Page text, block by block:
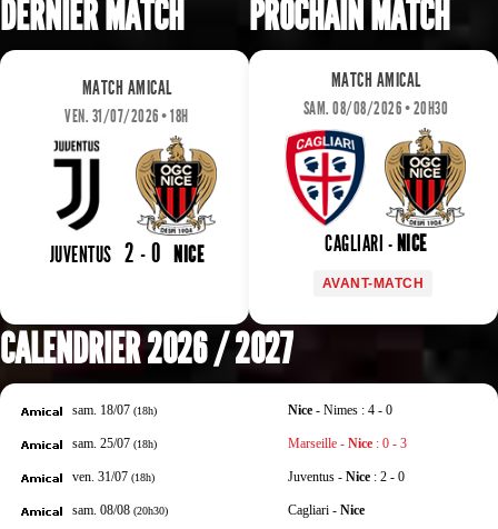
DERNIER MATCH
MATCH AMICAL
VEN. 31/07/2026 • 18H
JUVENTUS 2 - 0 NICE
PROCHAIN MATCH
MATCH AMICAL
SAM. 08/08/2026 • 20H30
CAGLIARI - NICE
AVANT-MATCH
CALENDRIER 2026 / 2027
sam. 18/07 (18h) Nice - Nimes : 4 - 0
sam. 25/07 (18h) Marseille - Nice : 0 - 3
ven. 31/07 (18h) Juventus - Nice : 2 - 0
sam. 08/08 (20h30) Cagliari - Nice